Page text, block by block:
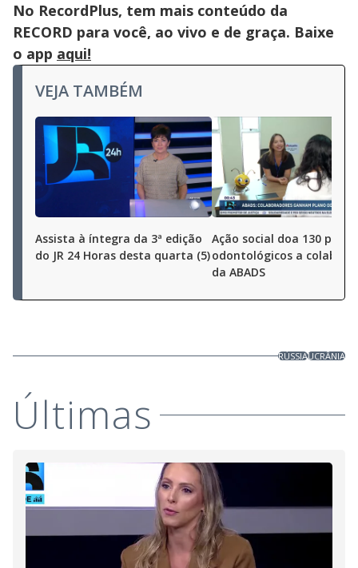
No RecordPlus, tem mais conteúdo da
RECORD para você, ao vivo e de graça. Baixe
o app aqui!
VEJA TAMBÉM
Assista à íntegra da 3ª edição
do JR 24 Horas desta quarta (5)
Ação social doa 130
odontológicos a
da ABADS
RÚSSIAUCRÂNIA
Últimas